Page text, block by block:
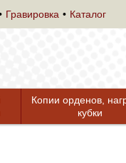
Гравировка Каталог
Копии орденов,
кубки